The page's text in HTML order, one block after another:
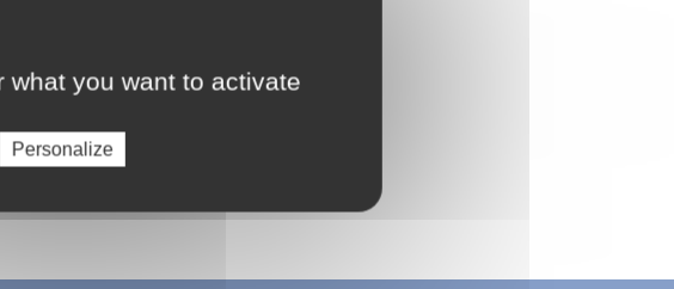
you want to activate
Personalize